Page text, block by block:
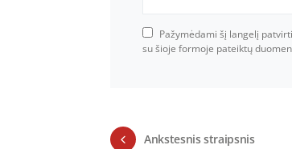
Pažymėdami šį langelį
su šioje formoje pateiktų
Ankstesnis straipsnis